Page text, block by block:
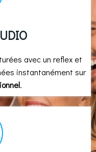
avec un reflex et
instantanément sur
.